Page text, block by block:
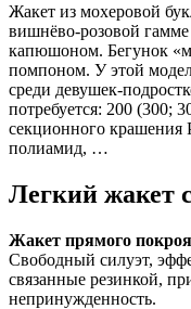
Жакет из мохеровой
вишнёво-розовой
капюшоном. Бегунок
помпоном. У этой
среди девушек-
потребуется: 200 (300;
секционного крашения
полиамид, …
Легкий жакет
Жакет прямого покроя
Свободный силуэт,
связанные резинкой,
непринужденность.